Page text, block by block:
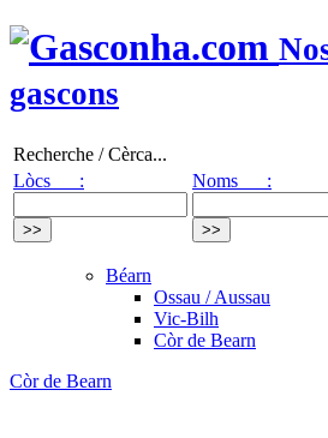
gascons
Recherche / Cèrca...
Lòcs :
Noms :
Béarn
Ossau / Aussau
Vic-Bilh
Còr de Bearn
Còr de Bearn